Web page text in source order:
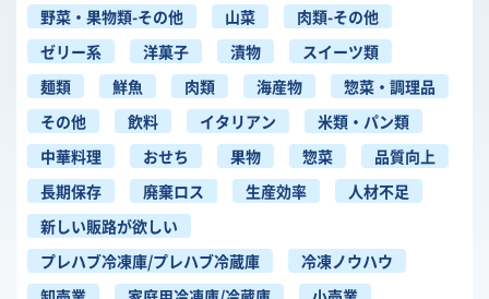
野菜・果物類-その他
山菜
肉類-その他
ゼリー系
洋菓子 漬物
スイーツ類
麺類
鮮魚 肉類 海産物
惣菜・調理品
その他
飲料 イタリアン
米類・パン類
中華料理
おせち 果物 惣菜
品質向上
長期保存
廃棄ロス 生産効率
人材不足
新しい販路が欲しい
プレハブ冷凍庫/プレハブ冷蔵庫
冷凍ノウハウ